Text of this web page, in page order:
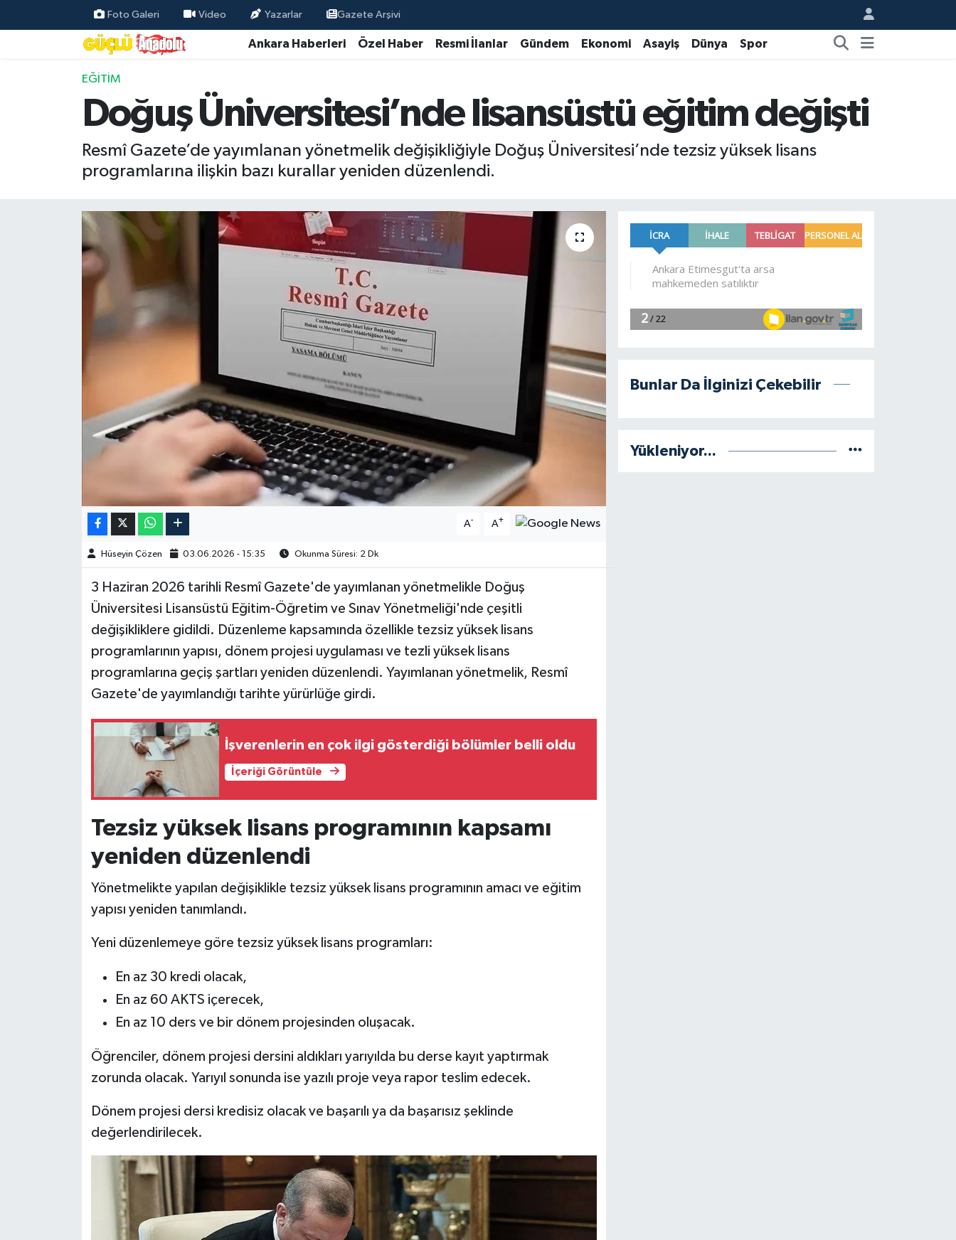
Foto Galeri Video Yazarlar Gazete Arşivi
Ankara Haberleri Özel Haber Resmi İlanlar Gündem Ekonomi Asayiş Dünya Spor
EĞITIM
Doğuş Üniversitesi’nde lisansüstü eğitim değişti
Resmî Gazete’de yayımlanan yönetmelik değişikliğiyle Doğuş Üniversitesi’nde tezsiz yüksek lisans
programlarına ilişkin bazı kurallar yeniden düzenlendi.
A- A+
Hüseyin Çözen 03.06.2026 - 15:35 Okunma Süresi: 2 Dk
3 Haziran 2026 tarihli Resmî Gazete'de yayımlanan yönetmelikle Doğuş
Üniversitesi Lisansüstü Eğitim-Öğretim ve Sınav Yönetmeliği'nde çeşitli
değişikliklere gidildi. Düzenleme kapsamında özellikle tezsiz yüksek lisans
programlarının yapısı, dönem projesi uygulaması ve tezli yüksek lisans
programlarına geçiş şartları yeniden düzenlendi. Yayımlanan yönetmelik, Resmî
Gazete'de yayımlandığı tarihte yürürlüğe girdi.
İşverenlerin en çok ilgi gösterdiği bölümler belli oldu
İçeriği Görüntüle
Tezsiz yüksek lisans programının kapsamı
yeniden düzenlendi
Yönetmelikte yapılan değişiklikle tezsiz yüksek lisans programının amacı ve eğitim
yapısı yeniden tanımlandı.
Yeni düzenlemeye göre tezsiz yüksek lisans programları:
En az 30 kredi olacak,
En az 60 AKTS içerecek,
En az 10 ders ve bir dönem projesinden oluşacak.
Öğrenciler, dönem projesi dersini aldıkları yarıyılda bu derse kayıt yaptırmak
zorunda olacak. Yarıyıl sonunda ise yazılı proje veya rapor teslim edecek.
Dönem projesi dersi kredisiz olacak ve başarılı ya da başarısız şeklinde
değerlendirilecek.
Bunlar Da İlginizi Çekebilir
Yükleniyor...
Özel Haber
Resmi İlanlar
Kim kimdir?
Kültür Sanat